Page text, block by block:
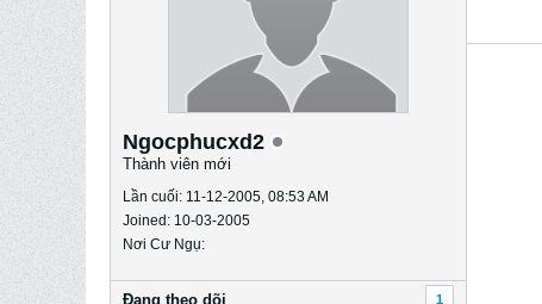
Ngocphucxd2
Thành viên mới
Lần cuối: 11-12-2005, 08:53 AM
Joined: 10-03-2005
Nơi Cư Ngụ:
Ðang theo dõi 1